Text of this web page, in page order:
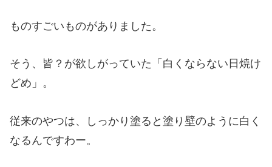
ものすごいものがありました。
そう、皆？が欲しがっていた「白くならない日焼け
どめ」。
従来のやつは、しっかり塗ると塗り壁のように白く
なるんですわー。